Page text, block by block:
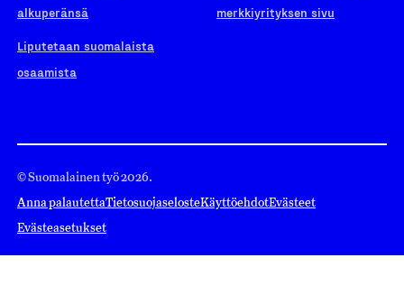
alkuperänsä
Liputetaan suomalaista
osaamista
merkkiyrityksen sivu
© Suomalainen työ 2026.
Anna palautettaTietosuojaselosteKäyttöehdotEvästeet
Evästeasetukset